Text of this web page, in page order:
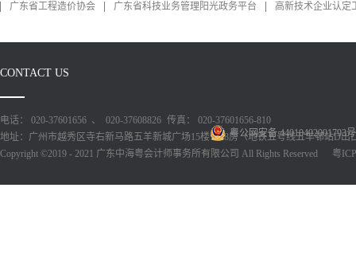
广东省工程造价协会
广东省科技业务管理阳光政务平台 高新技术企业认定
CONTACT US
电话： 020-37601656 、 020-37608826 传真： 020-37601656-810
地址：广州市越秀区寺右新马路五羊新城广场15楼1518房（地铁五号线五羊邨站D出
Copyright ©2019 - 2021 广东中海粤会计师事务所有限公司 All Rights Reserved
粤ICP
粤公网安备 44010402001793号